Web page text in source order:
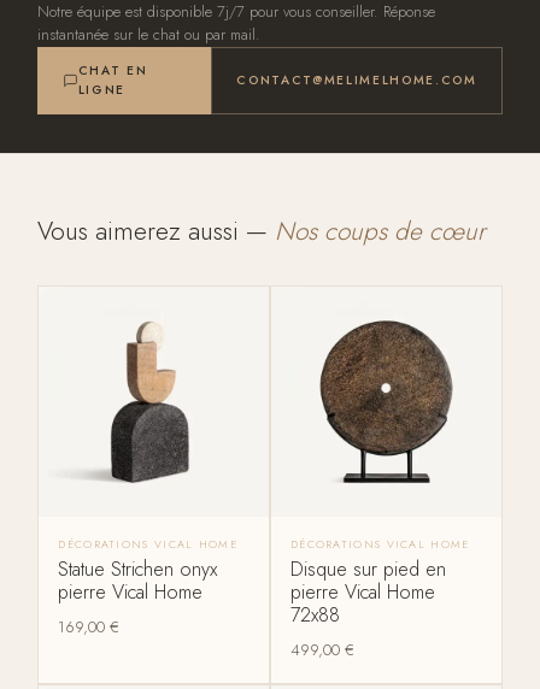
Notre équipe est disponible 7j/7 pour vous conseiller. Réponse
instantanée sur le chat ou par mail.
CHAT EN
LIGNE
CONTACT@MELIMELHOME.COM
Vous aimerez aussi — Nos coups de cœur
DÉCORATIONS VICAL HOME
Statue Strichen onyx
pierre Vical Home
169,00€
DÉCORATIONS VICAL HOME
Disque sur pied en
pierre Vical Home
72x88
499,00 €